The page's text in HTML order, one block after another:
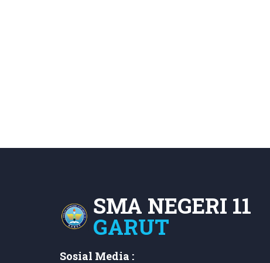
SMA NEGERI 11
GARUT
Sosial Media :